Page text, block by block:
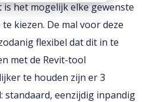
het mogelijk elke gewenste
kiezen. De mal voor deze
flexibel dat dit in te
met de Revit-tool
te houden zijn er 3
standaard, eenzijdig inpandig